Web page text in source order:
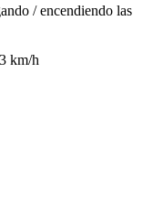
/ encendiendo las
km/h